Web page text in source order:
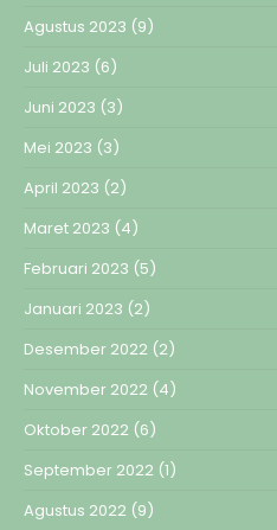
Agustus 2023 (9)
Juli 2023 (6)
Juni 2023 (3)
Mei 2023 (3)
April 2023 (2)
Maret 2023 (4)
Februari 2023 (5)
Januari 2023 (2)
Desember 2022 (2)
November 2022 (4)
Oktober 2022 (6)
September 2022 (1)
Agustus 2022 (9)